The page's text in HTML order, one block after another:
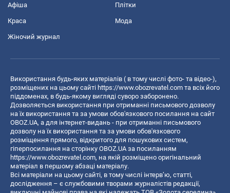
Афіша Плітки
Краса Мода
Жіночий журнал
Використання будь-яких матеріалів ( в тому числі фото- та відео-),
розміщених на цьому сайті https://www.obozrevatel.com та всіх його
піддоменах, в будь-якому вигляді суворо заборонено.
Дозволяється використання при отриманні письмового дозволу
на їх використання та за умови обов'язкового посилання на сайт
OBOZ.UA, а для інтернет-видань - при отриманні письмового
дозволу на їх використання та за умови обов'язкового
розміщення прямого, відкритого для пошукових систем,
гіперпосилання на сторінку OBOZ.UA за посиланням
https://www.obozrevatel.com, на якій розміщено оригінальний
матеріал в першому абзаці матеріалу.
Всі матеріали на цьому сайті, в тому числі інтерв’ю, статті,
дослідження – є службовими творами журналістів редакції,